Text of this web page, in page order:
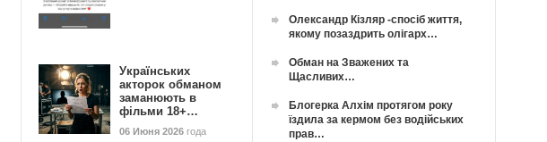
Українських
акторок обманом
заманюють в
фільми 18+…
06 Июня 2026 года
Олександр Кізляр -спосіб життя,
якому позаздрить олігарх…
Обман на Зважених та
Щасливих…
Блогерка Алхім протягом року
їздила за кермом без водійських
прав…